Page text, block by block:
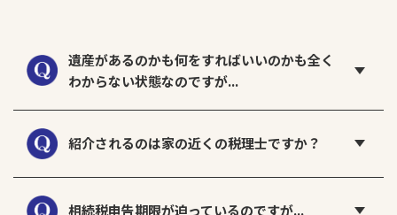
遺産があるのかも何をすればいいのかも全く
わからない状態なのですが...
紹介されるのは家の近くの税理士ですか？
相続税申告期限が迫っているのですが...